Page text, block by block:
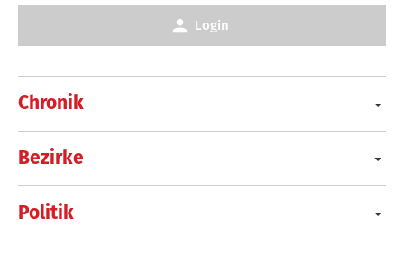
Chronik
Bezirke
Politik
Login